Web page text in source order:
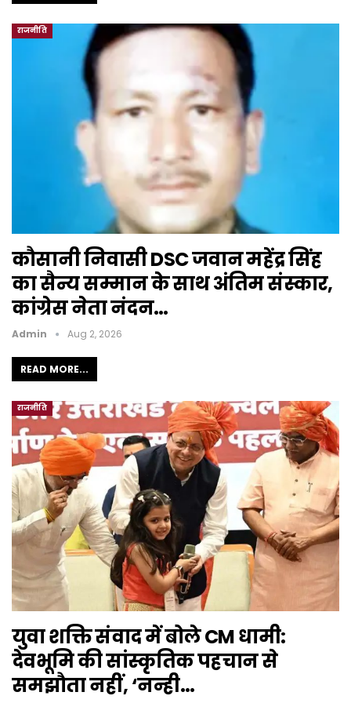
राजनीति
कौसानी निवासी DSC जवान महेंद्र सिंह
का सैन्य सम्मान के साथ अंतिम संस्कार,
कांग्रेस नेता नंदन…
Admin Aug 2, 2026
READ MORE...
राजनीति
युवा शक्ति संवाद में बोले CM धामी:
देवभूमि की सांस्कृतिक पहचान से
समझौता नहीं, ‘नन्ही…